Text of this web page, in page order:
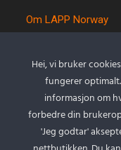
Om LAPP Norway
Kvalitet og miljø
Betingelser
Kontakt oss
Cookie policy
Hei, vi bruker
fungerer
informasjon om
forbedre din
'Jeg godtar'